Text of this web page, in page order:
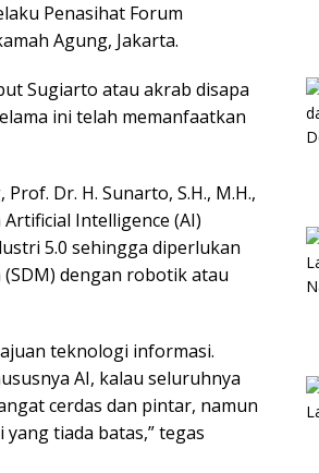
Penasihat Forum
Agung, Jakarta.
Sugiarto atau akrab disapa
ini telah memanfaatkan
Dr. H. Sunarto, S.H., M.H.,
Intelligence (AI)
5.0 sehingga diperlukan
dengan robotik atau
teknologi informasi.
AI, kalau seluruhnya
cerdas dan pintar, namun
tiada batas,” tegas